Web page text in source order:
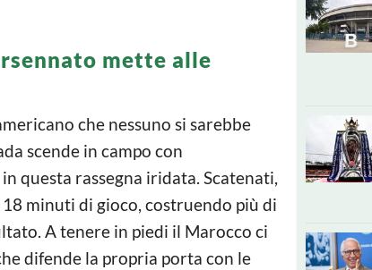
mette alle
che nessuno si sarebbe
scende in campo con
questa rassegna iridata. Scatenati,
minuti di gioco, costruendo più di
A tenere in piedi il Marocco ci
difende la propria porta con le